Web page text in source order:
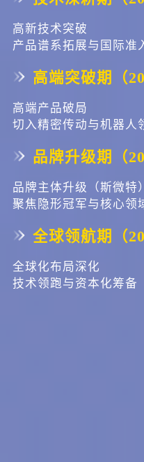
模式。​ 在软硬件管理层面，
同时，着力构建标准化质量
升，达成高效率、低成本的目
高新技术突破
产品谱系拓展与国际准
高端突破期（
高端产品破局
切入精密传动与机器人
品牌升级期（
品牌主体升级（斯微特）
聚焦隐形冠军与核心领
全球领航期（
全球化布局深化
技术领跑与资本化筹备